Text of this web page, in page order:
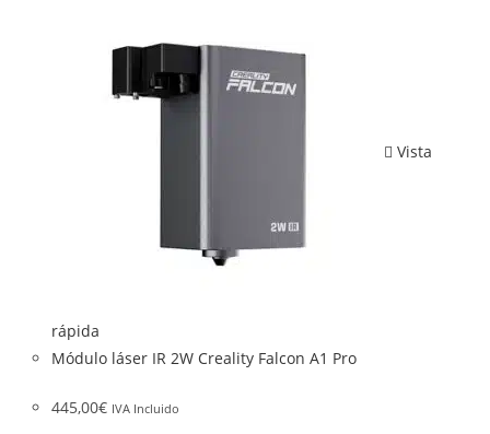
Vista
rápida
Módulo láser IR 2W Creality Falcon A1 Pro
445,00€ IVA Incluido